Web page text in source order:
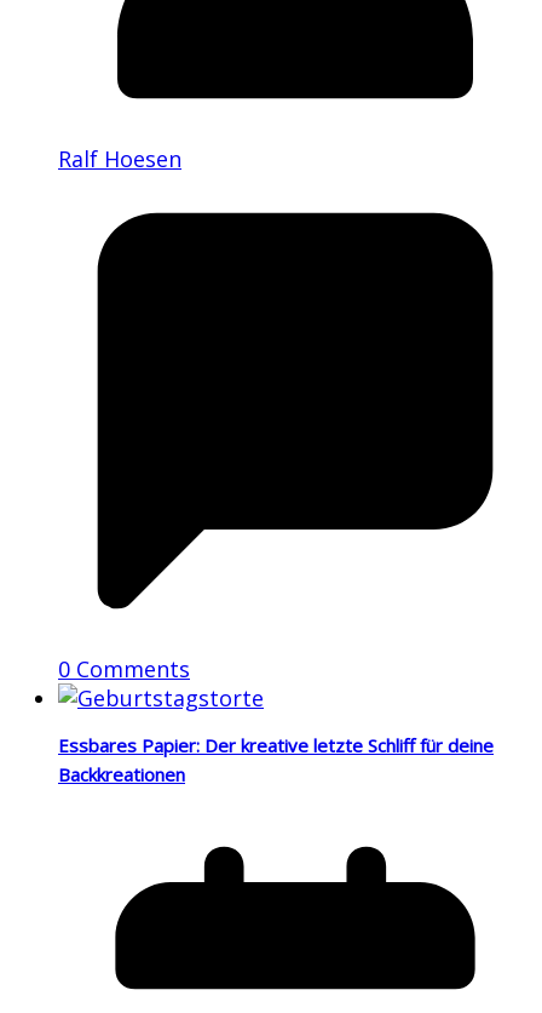
Ralf Hoesen
0 Comments
Essbares Papier: Der kreative letzte Schliff für deine
Backkreationen